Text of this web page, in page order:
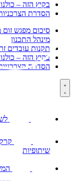
בקיץ הזה –
הסדרת
סיכום מפגש זום
מינהל התכנון
תקנות עובדים
בקיץ הזה –
הסדרת
שיתופיות